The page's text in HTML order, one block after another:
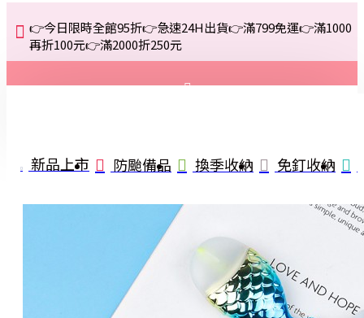
👉今日限時全館95折👉急速24H出貨👉滿799免運👉滿1000
再折100元👉滿2000折250元
註冊
新品上市 防颱備品 換季收納 免釘收納